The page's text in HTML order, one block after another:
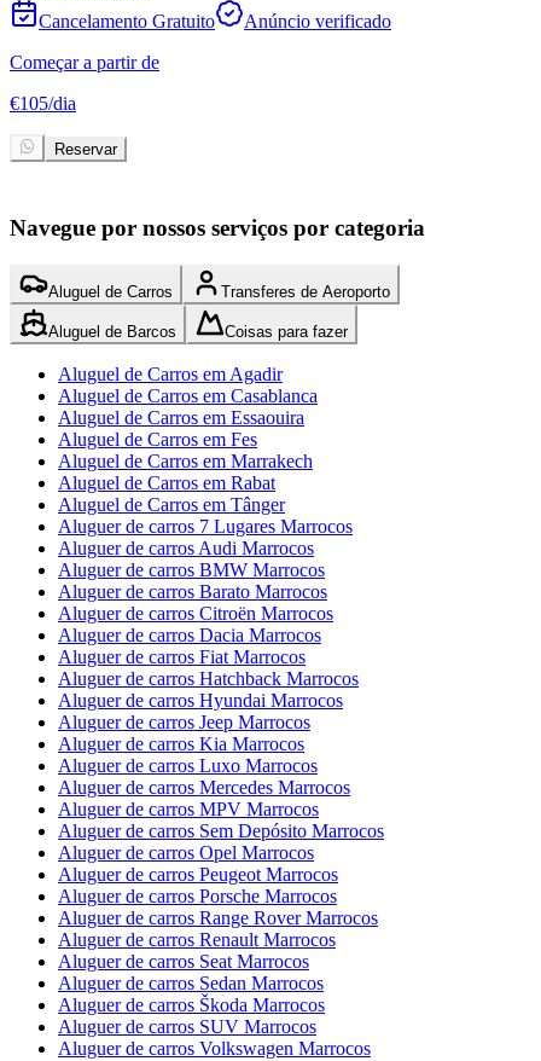
Cancelamento Gratuito
Anúncio verificado
Começar a partir de
€105/dia
Reservar
Navegue por nossos serviços por categoria
Aluguel de Carros Transferes de Aeroporto
Aluguel de Barcos Coisas para fazer
Aluguel de Carros em Agadir
Aluguel de Carros em Casablanca
Aluguel de Carros em Essaouira
Aluguel de Carros em Fes
Aluguel de Carros em Marrakech
Aluguel de Carros em Rabat
Aluguel de Carros em Tânger
Aluguer de carros 7 Lugares Marrocos
Aluguer de carros Audi Marrocos
Aluguer de carros BMW Marrocos
Aluguer de carros Barato Marrocos
Aluguer de carros Citroën Marrocos
Aluguer de carros Dacia Marrocos
Aluguer de carros Fiat Marrocos
Aluguer de carros Hatchback Marrocos
Aluguer de carros Hyundai Marrocos
Aluguer de carros Jeep Marrocos
Aluguer de carros Kia Marrocos
Aluguer de carros Luxo Marrocos
Aluguer de carros Mercedes Marrocos
Aluguer de carros MPV Marrocos
Aluguer de carros Sem Depósito Marrocos
Aluguer de carros Opel Marrocos
Aluguer de carros Peugeot Marrocos
Aluguer de carros Porsche Marrocos
Aluguer de carros Range Rover Marrocos
Aluguer de carros Renault Marrocos
Aluguer de carros Seat Marrocos
Aluguer de carros Sedan Marrocos
Aluguer de carros Škoda Marrocos
Aluguer de carros SUV Marrocos
Aluguer de carros Volkswagen Marrocos